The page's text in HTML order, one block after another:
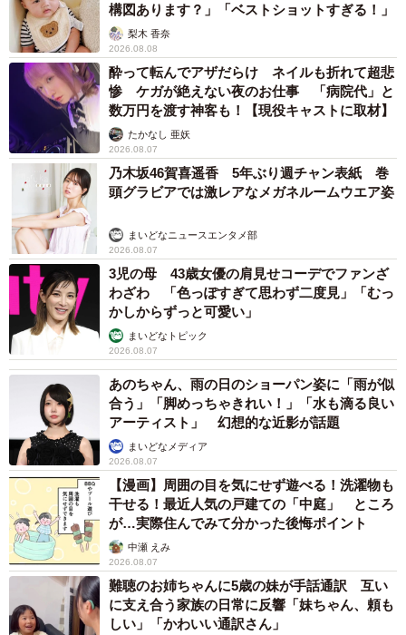
構図あります？」「ベストショットすぎる！」
梨木 香奈
2026.08.08
酔って転んでアザだらけ ネイルも折れて超悲
惨 ケガが絶えない夜のお仕事 「病院代」と
数万円を渡す神客も！【現役キャストに取材】
たかなし 亜妖
2026.08.07
乃木坂46賀喜遥香 5年ぶり週チャン表紙 巻
頭グラビアでは激レアなメガネルームウエア姿
まいどなニュースエンタメ部
2026.08.07
3児の母 43歳女優の肩見せコーデでファンざ
わざわ 「色っぽすぎて思わず二度見」「むっ
かしからずっと可愛い」
まいどなトピック
2026.08.07
あのちゃん、雨の日のショーパン姿に「雨が似
合う」「脚めっちゃきれい！」「水も滴る良い
アーティスト」 幻想的な近影が話題
まいどなメディア
2026.08.07
【漫画】周囲の目を気にせず遊べる！洗濯物も
干せる！最近人気の戸建ての「中庭」 ところ
が…実際住んでみて分かった後悔ポイント
中瀬 えみ
2026.08.07
難聴のお姉ちゃんに5歳の妹が手話通訳 互い
に支え合う家族の日常に反響「妹ちゃん、頼も
しい」「かわいい通訳さん」